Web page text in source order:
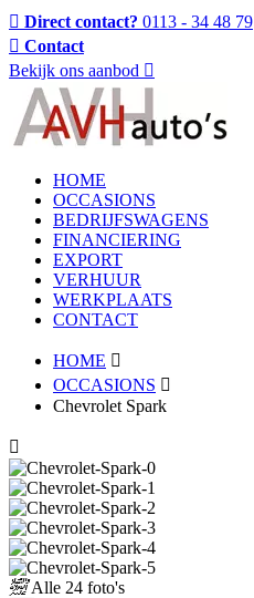
Direct contact? 0113 - 34 48 79
Contact
Bekijk ons aanbod
HOME
OCCASIONS
BEDRIJFSWAGENS
FINANCIERING
EXPORT
VERHUUR
WERKPLAATS
CONTACT
HOME
OCCASIONS
Chevrolet Spark
Alle 24 foto's